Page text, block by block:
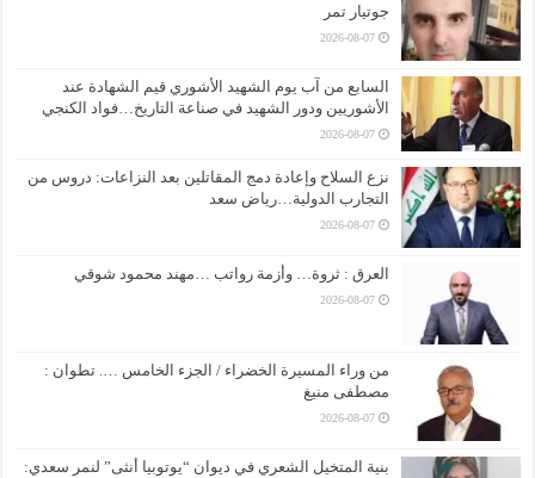
جوتيار تمر
2026-08-07
السابع من آب يوم الشهيد الأشوري قيم الشهادة عند
الأشوريين ودور الشهيد في صناعة التاريخ…فواد الكنجي
2026-08-07
نزع السلاح وإعادة دمج المقاتلين بعد النزاعات: دروس من
التجارب الدولية…رياض سعد
2026-08-07
العرق : ثروة… وأزمة رواتب …مهند محمود شوقي
2026-08-07
من وراء المسيرة الخضراء / الجزء الخامس …. تطوان :
مصطفى منيغ
2026-08-07
بنية المتخيل الشعري في ديوان “يوتوبيا أنثى” لنمر سعدي: